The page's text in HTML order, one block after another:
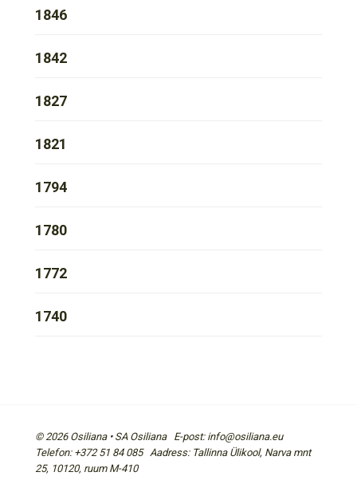
1846
1842
1827
1821
1794
1780
1772
1740
© 2026 Osiliana • SA Osiliana E-post: info@osiliana.eu
Telefon: +372 51 84 085 Aadress: Tallinna Ülikool, Narva mnt
25, 10120, ruum M-410